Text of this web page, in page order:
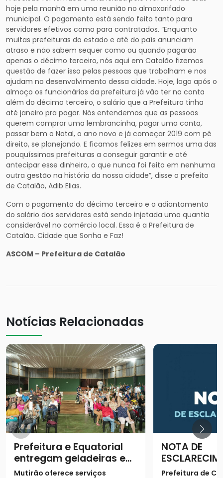
hoje pela manhã em uma reunião no almoxarifado
municipal. O pagamento está sendo feito tanto para
servidores efetivos como para contratados. “Enquanto
muitas prefeituras do estado e até do país anunciam
atraso e não sabem sequer como ou quando pagarão
apenas o décimo terceiro, nós aqui em Catalão fizemos
questão de fazer isso pelas pessoas que trabalham e nos
ajudam no desenvolvimento dessa cidade. Hoje, logo após o
almoço os funcionários da prefeitura já vão ter na conta
além do décimo terceiro, o salário que a Prefeitura tinha
até janeiro pra pagar. Nós entendemos que as pessoas
querem comprar uma lembrancinha, pagar uma conta,
passar bem o Natal, o ano novo e já começar 2019 com pé
direito, se planejando. E ficamos felizes em sermos uma das
pouquíssimas prefeituras a conseguir garantir e até
antecipar esse dinheiro, o que nunca foi feito em nenhuma
outra gestão na história da nossa cidade”, disse o prefeito
de Catalão, Adib Elias.
Com o pagamento do décimo terceiro e o adiantamento
do salário dos servidores está sendo injetada uma quantia
considerável no comércio local. Essa é a Prefeitura de
Catalão. Cidade que Sonha e Faz!
ASCOM – Prefeitura de Catalão
Notícias Relacionadas
Prefeitura e Equatorial
entregam geladeiras e
prestam serviços à
Mutirão oferece serviços
NOTA DE
Prefeitura de